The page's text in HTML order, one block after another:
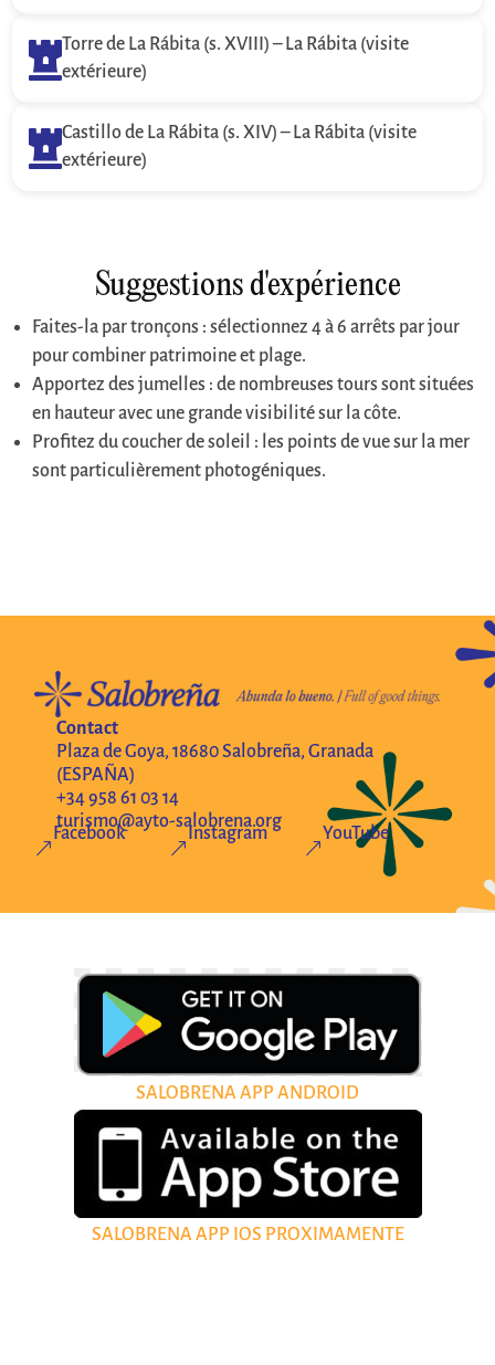
Torre de La Rábita (s. XVIII) – La Rábita (visite
extérieure)
Castillo de La Rábita (s. XIV) – La Rábita (visite
extérieure)
Suggestions d'expérience
Faites-la par tronçons : sélectionnez 4 à 6 arrêts par jour
pour combiner patrimoine et plage.
Apportez des jumelles : de nombreuses tours sont situées
en hauteur avec une grande visibilité sur la côte.
Profitez du coucher de soleil : les points de vue sur la mer
sont particulièrement photogéniques.
Contact
Plaza de Goya, 18680 Salobreña, Granada
(ESPAÑA)
+34 958 61 03 14
turismo@ayto-salobrena.org
&
Facebook
&
Instagram
&
YouTube
SALOBRENA APP ANDROID
SALOBRENA APP IOS PROXIMAMENTE